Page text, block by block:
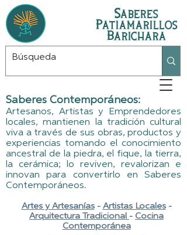
Saberes
Patiamarillos
Barichara
Saberes Contemporáneos:
Artesanos, Artistas y Emprendedores
locales, mantienen la tradición cultural
viva a través de sus obras, productos y
experiencias tomando el conocimiento
ancestral de la piedra, el fique, la tierra,
la cerámica; lo reviven, revalorizan e
innovan para convertirlo en Saberes
Contemporáneos.
Artes y Artesanías- Artistas Locales-
Arquitectura Tradicional - Cocina
Contemporánea